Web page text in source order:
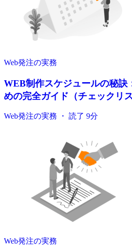
Web発注の実務
WEB制作スケジュールの秘訣
めの完全ガイド（チェックリス
Web発注の実務 ・ 読了 9分
Web発注の実務